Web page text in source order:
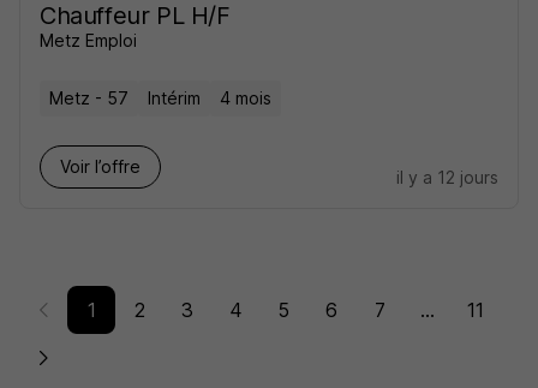
Chauffeur PL H/F
Metz Emploi
Metz - 57 Intérim 4 mois
Voir l’offre
il y a 12 jours
1 2 3 4 5 6 7 ... 11